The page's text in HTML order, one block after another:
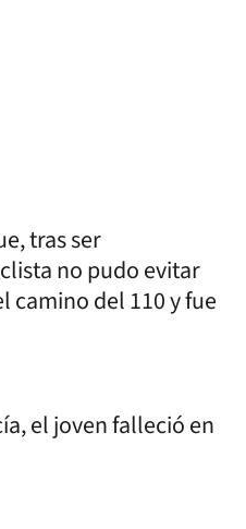
tras ser
no pudo evitar
camino del 110 y fue
el joven falleció en